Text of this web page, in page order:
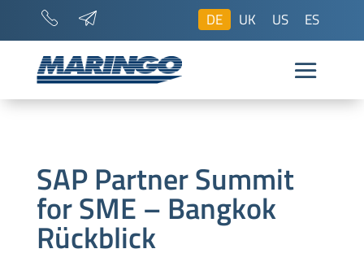
DE UK US ES
SAP Partner Summit
for SME – Bangkok
Rückblick